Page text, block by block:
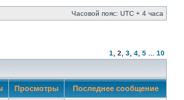
Часовой пояс: UTC + 4 часа
1 2 3 4 5 10
Просмотры Последнее сообщение